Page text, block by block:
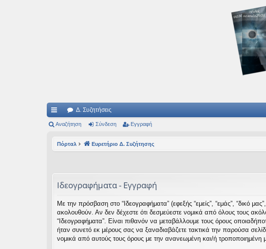
Αυτός ο τόπος φιλοδοξεί να ανοίγει μονοπάτια για τα συναρπαστικά και όμορφα ταξίδια του
ρή
Δ. Συζητήσεις
Αναζήτηση Σύνδεση Εγγραφή
Πόρταλ Ευρετήριο Δ. Συζήτησης
Ιδεογραφήματα - Εγγραφή
Με την πρόσβαση στο “Ιδεογραφήματα” (εφεξής “εμείς”, “εμάς”, “δικό
ακολουθούν. Αν δεν δέχεστε ότι δεσμεύεστε νομικά από όλους τους
“Ιδεογραφήματα”. Είναι πιθανόν να μεταβάλλουμε τους όρους
ήταν συνετό εκ μέρους σας να ξαναδιαβάζετε τακτικά την παρούσα
νομικά από αυτούς τους όρους με την ανανεωμένη και/ή